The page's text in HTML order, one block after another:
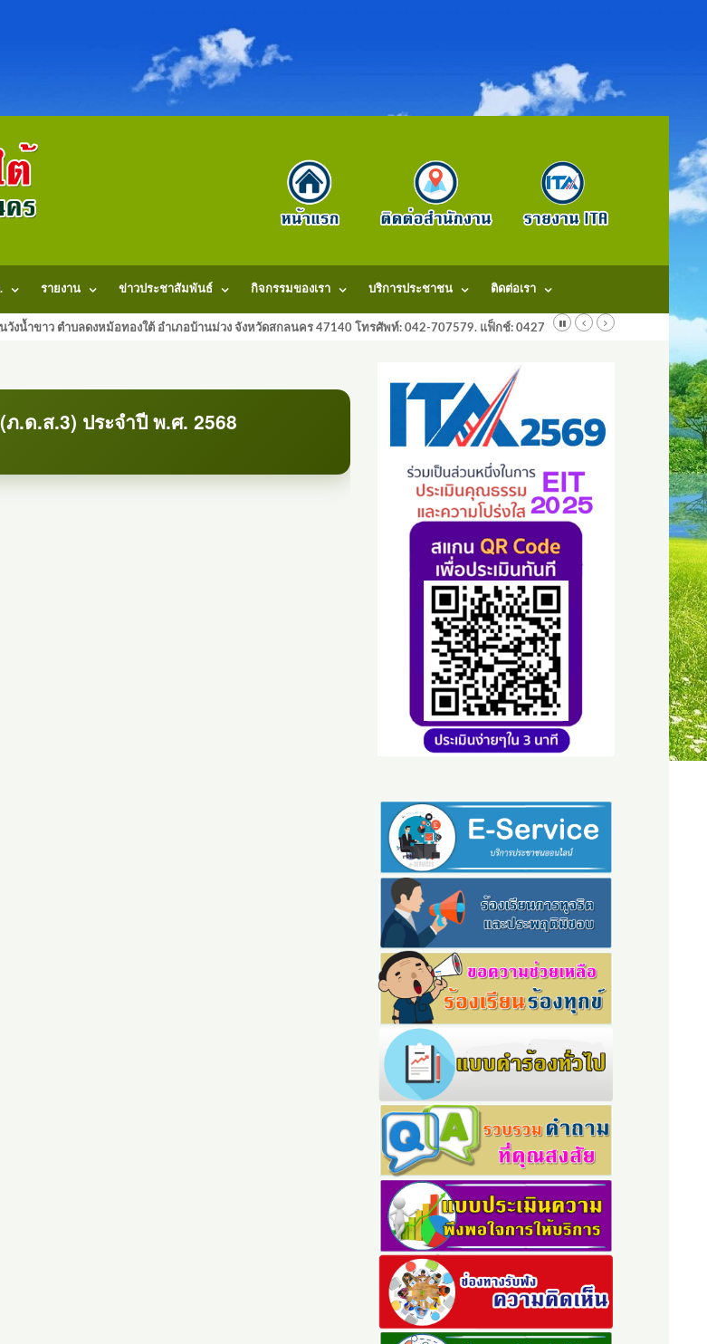
รายงาน ข่าวประชาสัมพันธ์ กิจกรรมของเรา บริการประชาชน ติดต่อเรา
งน้ำขาว ตำบลดงหม้อทองใต้ อำเภอบ้านม่วง จังหวัดสกลนคร 47140 โทรศัพท์: 042-707579. แฟ็กช์: 042707579 E-Mail:
.ด.ส.3) ประจำปี พ.ศ. 2568